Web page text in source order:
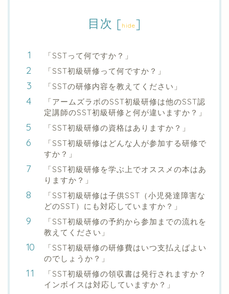
目次 [hide]
「SSTって何ですか？」
「SST初級研修って何ですか？」
「SSTの研修内容を教えてください」
「アームズラボのSST初級研修は他のSST認
定講師のSST初級研修と何が違いますか？」
「SST初級研修の資格はありますか？」
「SST初級研修はどんな人が参加する研修で
すか？」
「SST初級研修を学ぶ上でオススメの本はあ
りますか？」
「SST初級研修は子供SST（小児発達障害な
どのSST）にも対応していますか？」
「SST初級研修の予約から参加までの流れを
教えてください」
「SST初級研修の研修費はいつ支払えばよい
のでしょうか？」
「SST初級研修の領収書は発行されますか？
インボイスは対応していますか？」